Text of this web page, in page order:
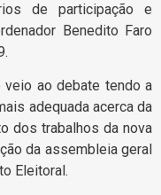
de participação e
Benedito Faro
veio ao debate tendo a
adequada acerca da
dos trabalhos da nova
da assembleia geral
Eleitoral.